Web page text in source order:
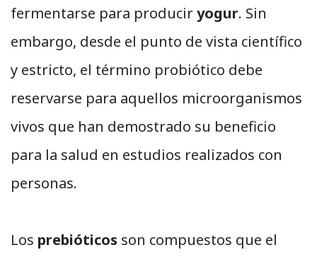
fermentarse para produciryogur. Sin
embargo, desde el punto de vista científico
y estricto, el término probiótico debe
reservarse para aquellos microorganismos
vivos que han demostrado su beneficio
para la salud en estudios realizados con
personas.
Los prebióticos son compuestos que el